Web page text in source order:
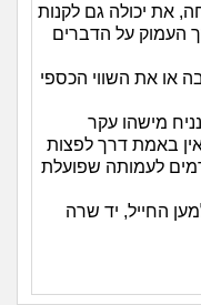
את יכולה גם לקנות
העמוק על הדברים
או את השווי הכספי
מישהו עקר
באמת דרך לפצות
לעמותה שפועלת
החייל, יד שרה